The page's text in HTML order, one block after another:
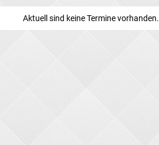
Aktuell sind keine Termine vorhanden.